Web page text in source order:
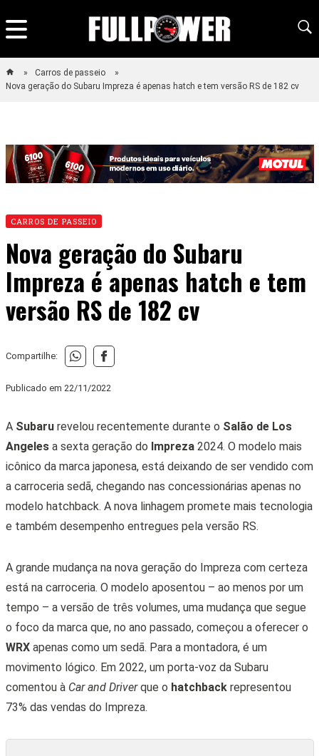
Carros de passeio
Nova geração do Subaru Impreza é apenas hatch e tem versão RS de 182 cv
CARROS DE PASSEIO
Nova geração do Subaru
Impreza é apenas hatch e tem
versão RS de 182 cv
Compartilhe:
Publicado em 22/11/2022
A Subaru revelou recentemente durante o Salão de Los
Angelesa sexta geração do Impreza 2024. O modelo mais
icônico da marca japonesa, está deixando de ser vendido com
a carroceria sedã, chegando nas concessionárias apenas no
modelo hatchback. A nova linhagem promete mais tecnologia
e também desempenho entregues pela versão RS.
A grande mudança na nova geração do Impreza com certeza
está na carroceria. O modelo aposentou – ao menos por um
tempo – a versão de três volumes, uma mudança que segue
o foco da marca que, no ano passado, começou a oferecer o
WRX apenas como um sedã. Para a montadora, é um
movimento lógico. Em 2022, um porta-voz da Subaru
comentou à Car and Driverque o hatchbackrepresentou
73% das vendas do Impreza.